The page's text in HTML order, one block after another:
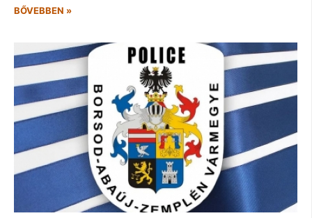
BŐVEBBEN »